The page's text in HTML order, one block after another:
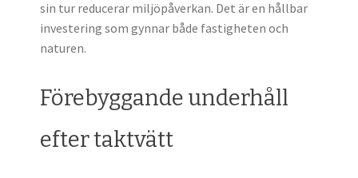
sin tur reducerar miljöpåverkan. Det är en hållbar
investering som gynnar både fastigheten och
naturen.
Förebyggande underhåll
efter taktvätt